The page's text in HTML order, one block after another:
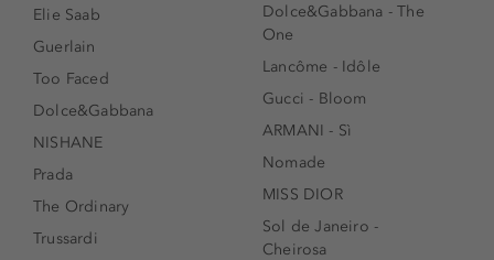
Elie Saab
Guerlain
Too Faced
Dolce&Gabbana
NISHANE
Prada
The Ordinary
Trussardi
Dolce&Gabbana - The
One
Lancôme - Idôle
Gucci - Bloom
ARMANI - Sì
Nomade
MISS DIOR
Sol de Janeiro -
Cheirosa